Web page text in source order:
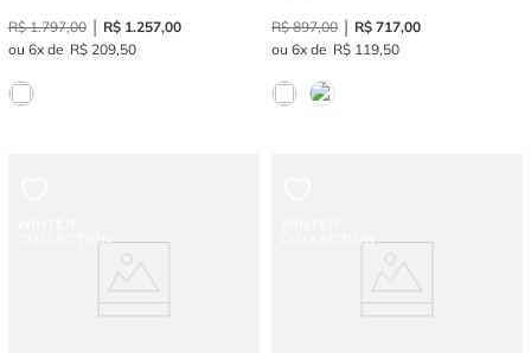
R$ 1.797,00 R$ 1.257,00
6
R$ 209,50
R$ 897,00 R$ 717,00
6
R$ 119,50